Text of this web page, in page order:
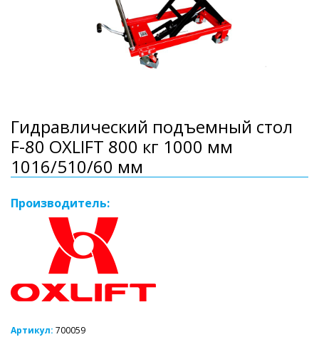
Гидравлический подъемный стол
F-80 OXLIFT 800 кг 1000 мм
1016/510/60 мм
Производитель:
Артикул: 700059